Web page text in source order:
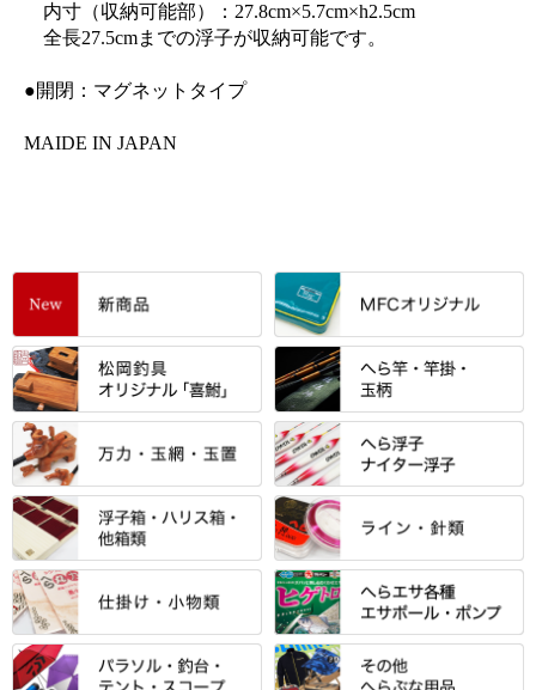
内寸（収納可能部）：27.8cm×5.7cm×h2.5cm
全長27.5cmまでの浮子が収納可能です。
●開閉：マグネットタイプ
MAIDE IN JAPAN
すべて
「雅（みやび）」シリーズ・エ
ントＰＬＵＳシリーズ
エントラント・ＳＰＷシリーズ
スモールクロコダイルシリーズ
エクセーヌ・スエードシリーズ
バッグ・小物ケース・ワッペン
クッション・シート・スカー
ト・エプロン
すべて
「至高」シリーズ
万力付お膳
クワセ皿・コブ皿・角皿
浮子筒・浮子箱・ハリス箱・玉
ノ柄スタンド
すべて
シマノ
ダイワ
がまかつ
サクラ・NISSIN・合成竿・他
光竹作 カーボン竿掛・玉ノ柄
すべて
当店オリジナル「勝俊」作
光竹 製品
松村作（万力）
すべて
忠相・一志
昴 ・TOMO
りきや ・ 大祐
すべて
金鯱 シリーズ
浮子箱
すべて
東レ・ラーヂ
サンライン ・ ダン
すべて すべて